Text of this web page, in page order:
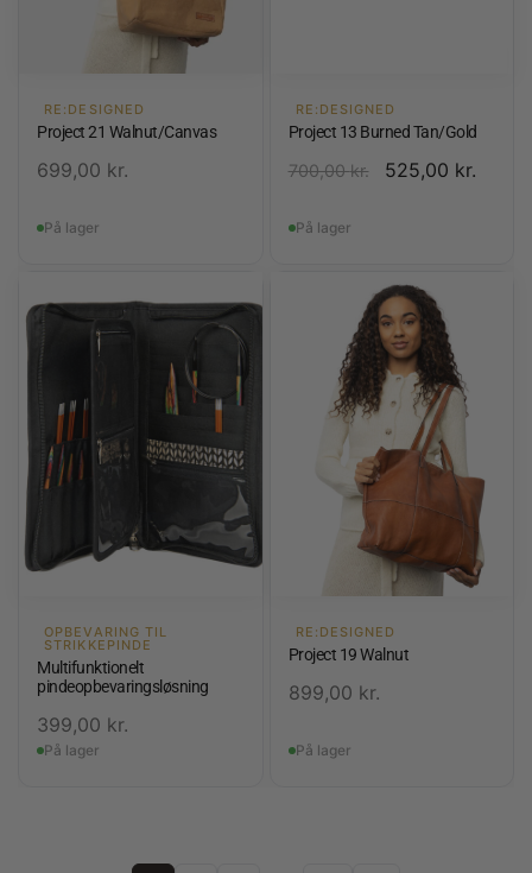
RE:DESIGNED
Project 21 Walnut/Canvas
699,00 kr.
På lager
RE:DESIGNED
Project 13 Burned Tan/Gold
700,00kr. 525,00 kr.
På lager
OPBEVARING TIL
STRIKKEPINDE
Multifunktionelt
pindeopbevaringsløsning
399,00 kr.
På lager
RE:DESIGNED
Project 19 Walnut
899,00 kr.
På lager